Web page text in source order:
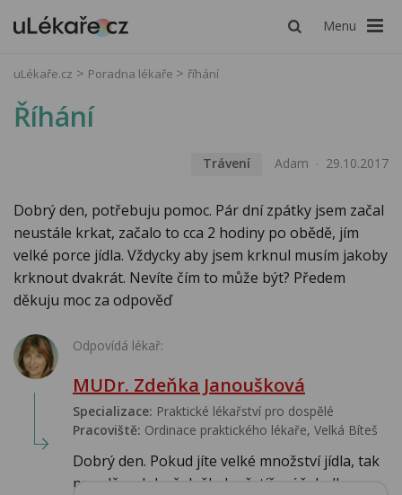
Menu
uLékaře.cz Poradna lékaře říhání
Říhání
Trávení Adam 29.10.2017
Dobrý den, potřebuju pomoc. Pár dní zpátky jsem začal
neustále krkat, začalo to cca 2 hodiny po obědě, jím
velké porce jídla. Vždycky aby jsem krknul musím jakoby
krknout dvakrát. Nevíte čím to může být? Předem
děkuju moc za odpověď
Odpovídá lékař:
MUDr. Zdeňka Janoušková
Specializace: Praktické lékařství pro dospělé
Pracoviště: Ordinace praktického lékaře, Velká Bíteš
Dobrý den. Pokud jíte velké množství jídla, tak
pravděpodobně došlo k přetížení žaludk...